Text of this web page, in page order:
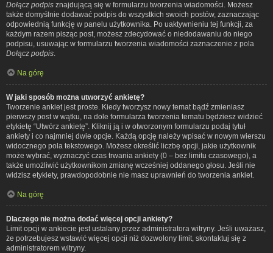
Dołącz podpis znajdującą się w formularzu tworzenia wiadomości. Możesz
także domyślnie dodawać podpis do wszystkich swoich postów, zaznaczając
odpowiednią funkcję w panelu użytkownika. Po uaktywnieniu tej funkcji, za
każdym razem pisząc post, możesz zdecydować o niedodawaniu do niego
podpisu, usuwając w formularzu tworzenia wiadomości zaznaczenie z pola
Dołącz podpis
Na górę
W jaki sposób można utworzyć ankietę?
Tworzenie ankiet jest proste. Kiedy tworzysz nowy temat bądź zmieniasz
pierwszy post w wątku, na dole formularza tworzenia tematu będziesz widzieć
etykietę “Utwórz ankietę”. Kliknij ją i w otworzonym formularzu podaj tytuł
ankiety i co najmniej dwie opcje. Każdą opcję należy wpisać w nowym wierszu
widocznego pola tekstowego. Możesz określić liczbę opcji, jakie użytkownik
może wybrać, wyznaczyć czas trwania ankiety (0 – bez limitu czasowego), a
także umożliwić użytkownikom zmianę wcześniej oddanego głosu. Jeśli nie
widzisz etykiety, prawdopodobnie nie masz uprawnień do tworzenia ankiet.
Na górę
Dlaczego nie można dodać więcej opcji ankiety?
Limit opcji w ankiecie jest ustalany przez administratora witryny. Jeśli uważasz,
że potrzebujesz wstawić więcej opcji niż dozwolony limit, skontaktuj się z
administratorem witryny.